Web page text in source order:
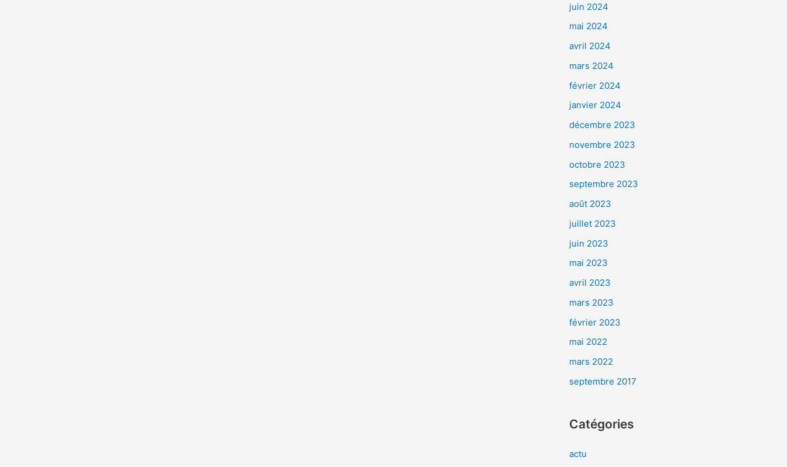
juin 2024
mai 2024
avril 2024
mars 2024
février 2024
janvier 2024
décembre 2023
novembre 2023
octobre 2023
septembre 2023
août 2023
juillet 2023
juin 2023
mai 2023
avril 2023
mars 2023
février 2023
mai 2022
mars 2022
septembre 2017
Catégories
actu